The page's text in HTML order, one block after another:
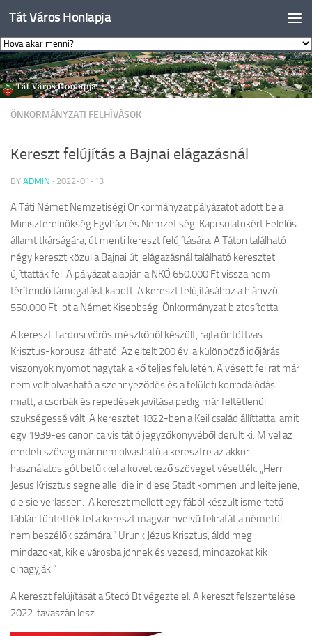
Skip to content
Tát Város Honlapja
ÖNKORMÁNYZATI FELHÍVÁSOK
Kereszt felújítás a Bajnai elágazásnál
BY ADMIN · 2022-01-13
A Táti Német Nemzetiségi Önkormányzat pályázatot adott be a
Miniszterelnökség Egyházi és Nemzetiségi Kapcsolatokért Felelős
államtitkárságára, út menti kereszt felújítására. A Táton található
négy kereszt közül a Bajnai úti elágazásnál található keresztet
újíttatták fel. A pályázat alapján a NKÖ 650.000 Ft vissza nem
térítendő támogatást kapott. A kereszt felújításához a hiányzó
550.000 Ft-ot a Német Kisebbségi Önkormányzat biztosította.
A kereszt Tardosi vörös mészkőből készült, rajta öntöttvas
Krisztus-korpusz látható. Az eltelt 200 év, a különböző időjárási
viszonyok nyomot hagytak a kő teljes felületén. A vésett felirat már
nem volt olvasható a szennyeződés és a felületi korrodálódás
miatt, a csorbák és repedések javítása pedig már feltétlenül
szükségessé vált. A keresztet 1822-ben a Keil család állíttatta, amit
egy 1939-es canonica visitátió jegyzőkönyvéből derült ki. Mivel az
eredeti szöveg már nem olvasható a keresztre az akkor
használatos gót betűkkel a következő szöveget vésették. „Herr
Jesus Krisztus segne alle, die in diese Stadt kommen und leite jene,
die sie verlassen. A kereszt mellett egy fából készült ismertető
táblán tüntették fel a kereszt magyar nyelvű feliratát a németül
nem beszélők számára.” Urunk Jézus Krisztus, áldd meg
mindazokat, kik e városba jönnek és vezesd, mindazokat kik
elhagyják.”
A kereszt felújítását a Stecó Bt végezte el. A kereszt felszentelése
2022. tavaszán lesz.